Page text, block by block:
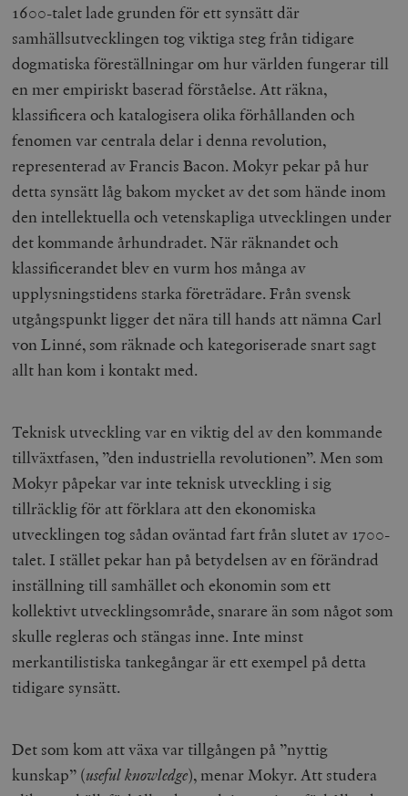
1600-talet lade grunden för ett synsätt där
samhällsutvecklingen tog viktiga steg från tidigare
dogmatiska föreställningar om hur världen fungerar till
en mer empiriskt baserad förståelse. Att räkna,
klassificera och katalogisera olika förhållanden och
fenomen var centrala delar i denna revolution,
representerad av Francis Bacon. Mokyr pekar på hur
detta synsätt låg bakom mycket av det som hände inom
den intellektuella och vetenskapliga utvecklingen under
det kommande århundradet. När räknandet och
klassificerandet blev en vurm hos många av
upplysningstidens starka företrädare. Från svensk
utgångspunkt ligger det nära till hands att nämna Carl
von Linné, som räknade och kategoriserade snart sagt
allt han kom i kontakt med.
Teknisk utveckling var en viktig del av den kommande
tillväxtfasen, ”den industriella revolutionen”. Men som
Mokyr påpekar var inte teknisk utveckling i sig
tillräcklig för att förklara att den ekonomiska
utvecklingen tog sådan oväntad fart från slutet av 1700-
talet. I stället pekar han på betydelsen av en förändrad
inställning till samhället och ekonomin som ett
kollektivt utvecklingsområde, snarare än som något som
skulle regleras och stängas inne. Inte minst
merkantilistiska tankegångar är ett exempel på detta
tidigare synsätt.
Det som kom att växa var tillgången på ”nyttig
kunskap” (useful knowledge), menar Mokyr. Att studera